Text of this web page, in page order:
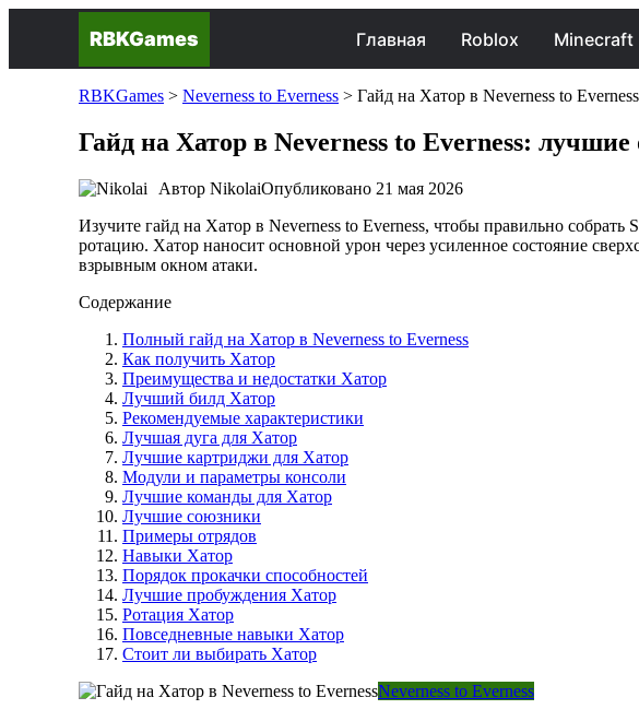
RBKGames Главная Roblox Minecraft
RBKGames > Neverness to Everness > Гайд на Хатор в Neverness to Everness
Гайд на Хатор в Neverness to Everness:
Автор NikolaiОпубликовано 21 мая 2026
Изучите гайд на Хатор в Neverness to Everness, чтобы правильно
ротацию. Хатор наносит основной урон через усиленное состояние
взрывным окном атаки.
Содержание
Полный гайд на Хатор в Neverness to Everness
Как получить Хатор
Преимущества и недостатки Хатор
Лучший билд Хатор
Рекомендуемые характеристики
Лучшая дуга для Хатор
Лучшие картриджи для Хатор
Модули и параметры консоли
Лучшие команды для Хатор
Лучшие союзники
Примеры отрядов
Навыки Хатор
Порядок прокачки способностей
Лучшие пробуждения Хатор
Ротация Хатор
Повседневные навыки Хатор
Стоит ли выбирать Хатор
Neverness to Everness